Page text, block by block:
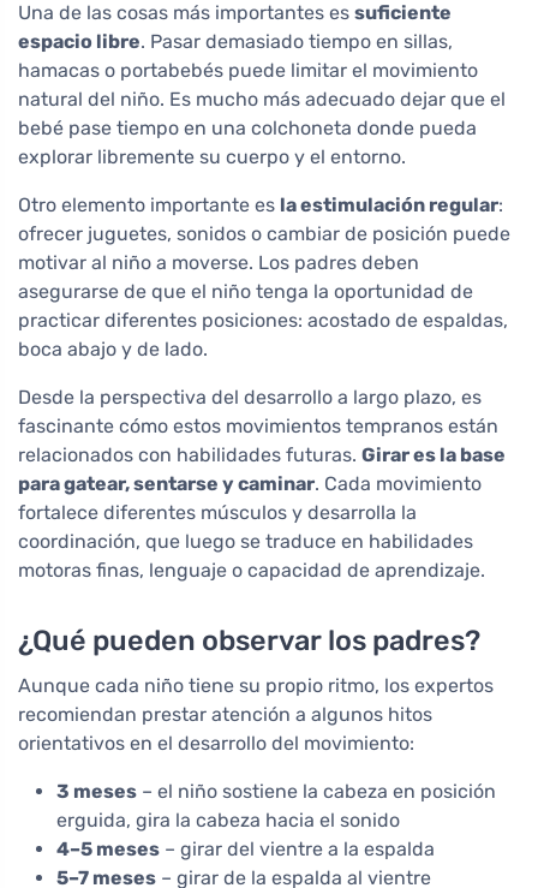
Una de las cosas más importantes es suficiente
espacio libre. Pasar demasiado tiempo en sillas,
hamacas o portabebés puede limitar el movimiento
natural del niño. Es mucho más adecuado dejar que el
bebé pase tiempo en una colchoneta donde pueda
explorar libremente su cuerpo y el entorno.
Otro elemento importante es la estimulación regular:
ofrecer juguetes, sonidos o cambiar de posición puede
motivar al niño a moverse. Los padres deben
asegurarse de que el niño tenga la oportunidad de
practicar diferentes posiciones: acostado de espaldas,
boca abajo y de lado.
Desde la perspectiva del desarrollo a largo plazo, es
fascinante cómo estos movimientos tempranos están
relacionados con habilidades futuras. Girar es la base
para gatear, sentarse y caminar. Cada movimiento
fortalece diferentes músculos y desarrolla la
coordinación, que luego se traduce en habilidades
motoras finas, lenguaje o capacidad de aprendizaje.
¿Qué pueden observar los padres?
Aunque cada niño tiene su propio ritmo, los expertos
recomiendan prestar atención a algunos hitos
orientativos en el desarrollo del movimiento:
3 meses – el niño sostiene la cabeza en posición
erguida, gira la cabeza hacia el sonido
4–5 meses – girar del vientre a la espalda
5–7 meses – girar de la espalda al vientre